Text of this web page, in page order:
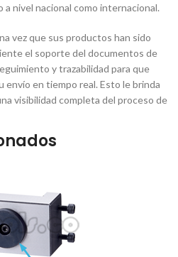
nivel nacional como internacional.
vez que sus productos han sido
el soporte del documentos de
y trazabilidad para que
envío en tiempo real. Esto le brinda
visibilidad completa del proceso de